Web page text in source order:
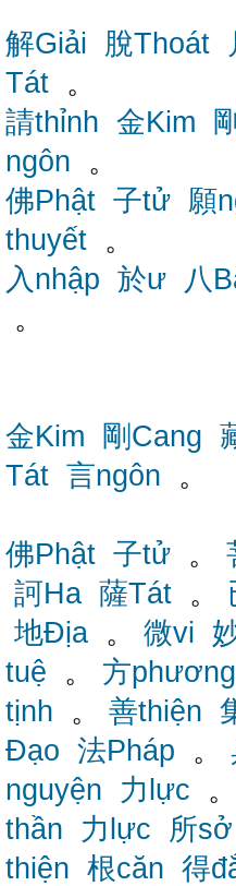
解Giải 脫Thoát
Tát 。
請thỉnh 金Kim
ngôn 。
佛Phật 子tử 願
thuyết 。
入nhập 於ư 八
。
金Kim 剛Cang
Tát 言ngôn 。
佛Phật 子tử 。
訶Ha 薩Tát 。
地Địa 。 微vi
tuệ 。 方phương
tịnh 。 善thiện
Đạo 法Pháp 。
nguyện
力lực 。
thần
力lực 所sở
thiện 根căn 得